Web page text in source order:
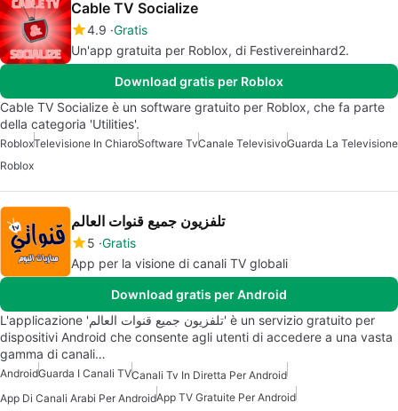
Cable TV Socialize
4.9 Gratis
Un'app gratuita per Roblox, di Festivereinhard2.
Download gratis per Roblox
Cable TV Socialize è un software gratuito per Roblox, che fa parte
della categoria 'Utilities'.
RobloxTelevisione In ChiaroSoftware TvCanale TelevisivoGuarda La Televisione
Roblox
تلفزيون جميع قنوات العالم
5 Gratis
App per la visione di canali TV globali
Download gratis per Android
L'applicazione 'تلفزيون جميع قنوات العالم' è un servizio gratuito per
dispositivi Android che consente agli utenti di accedere a una vasta
gamma di canali…
AndroidGuarda I Canali TVCanali Tv In Diretta Per Android
App Di Canali Arabi Per AndroidApp TV Gratuite Per Android